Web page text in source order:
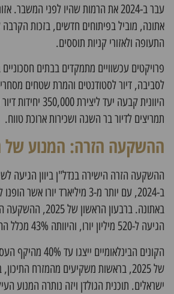
עבר ב-2024 את הרמות שהיו לפני
אתונה, מוביל בפיתוחים חדשים, בזכות
התעופה ולאזורי קניות תוססים.
פרויקטים עכשוויים מתמקדים בבתים חסכוניים
לסביבה, דיור לסטודנטים והמרת שטחים
תמריצים לדיור בר השגה ושכירות ארוכת טווח.
ההשקעה הזרה: המנוע של
ההשקעה הזרה הישירה בנדל"ן ביוון
ב-2024, עם יותר מ-3 מיליארד יורו
באתונה. ברבעון
הגיעה ל-520 מיליון יורו, והיוותה 43% מכלל ההשקעות הנכנסות.
הקונים הבינלאומיים
של 2025, בראשות משקיעים מהמזרח